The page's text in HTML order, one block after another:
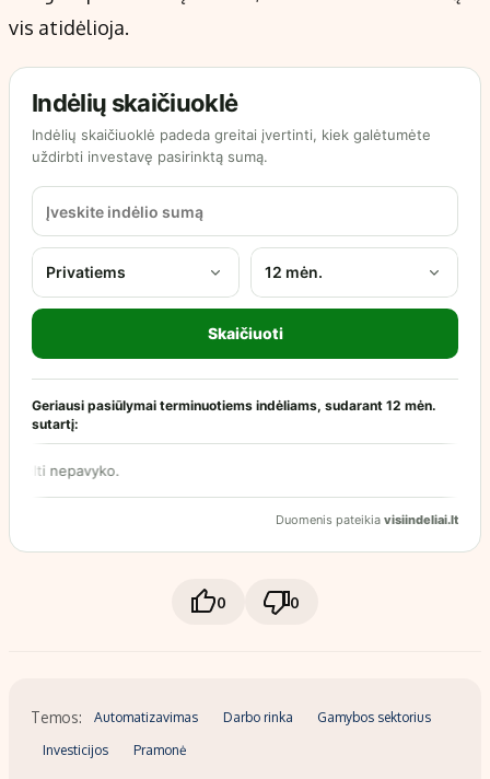
vis atidėlioja.
0 0
Temos: Automatizavimas Darbo rinka Gamybos sektorius
Investicijos Pramonė